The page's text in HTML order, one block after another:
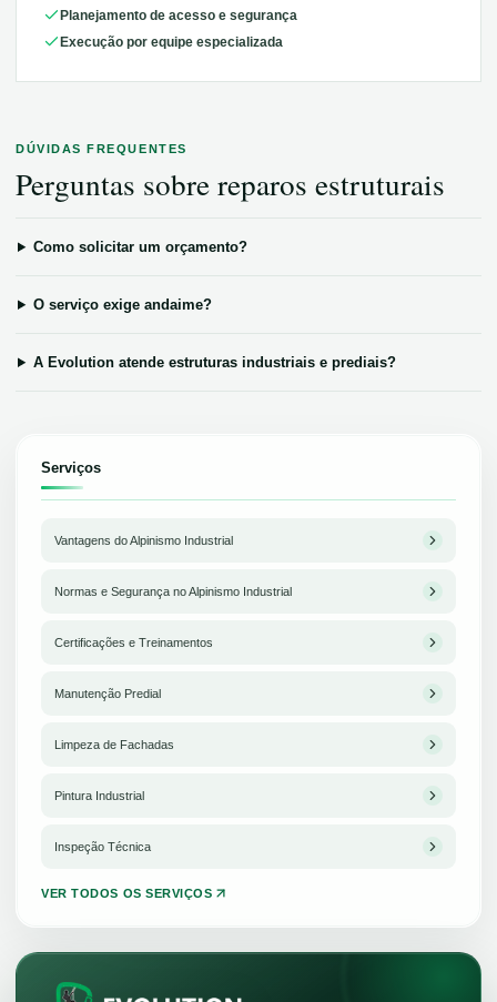
Planejamento de acesso e segurança
Execução por equipe especializada
DÚVIDAS FREQUENTES
Perguntas sobrereparos estruturais
Como solicitar um orçamento?
O serviço exige andaime?
A Evolution atende estruturas industriais e prediais?
Serviços
Vantagens do Alpinismo Industrial
Normas e Segurança no Alpinismo Industrial
Certificações e Treinamentos
Manutenção Predial
Limpeza de Fachadas
Pintura Industrial
Inspeção Técnica
VER TODOS OS SERVIÇOS